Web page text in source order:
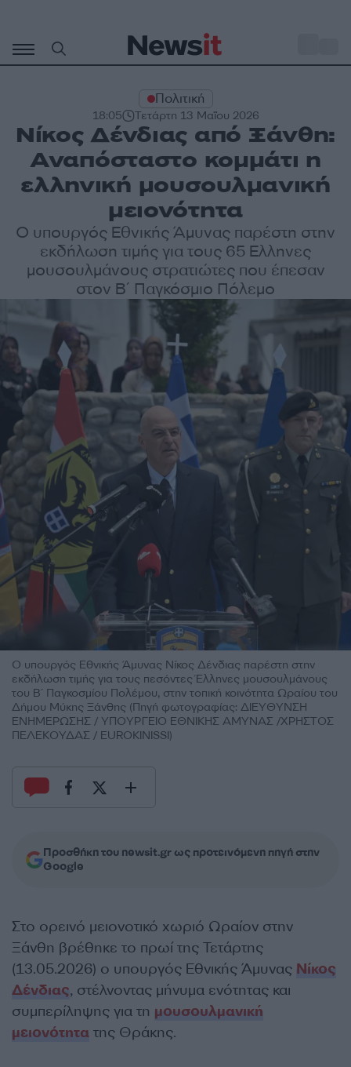
περιεχόμενο
Πολιτική
18:05 Τετάρτη 13 Μαΐου 2026
Νίκος Δένδιας από Ξάνθη:
Αναπόσταστο κομμάτι η
ελληνική μουσουλμανική
μειονότητα
Ο υπουργός Εθνικής Άμυνας παρέστη στην
εκδήλωση τιμής για τους 65 Ελληνες
μουσουλμάνους στρατιώτες που έπεσαν
στον Β΄ Παγκόσμιο Πόλεμο
Ο υπουργός Εθνικής Άμυνας Νίκος Δένδιας παρέστη στην
εκδήλωση τιμής για τους πεσόντες Έλληνες μουσουλμάνους
του Β΄ Παγκοσμίου Πολέμου, στην τοπική κοινότητα Ωραίου του
Δήμου Μύκης Ξάνθης (Πηγή φωτογραφίας: ΔΙΕΥΘΥΝΣΗ
ΕΝΗΜΕΡΩΣΗΣ / ΥΠΟΥΡΓΕΙΟ ΕΘΝΙΚΗΣ ΑΜΥΝΑΣ /ΧΡΗΣΤΟΣ
ΠΕΛΕΚΟΥΔΑΣ / EUROKINISSI)
Προσθήκη του newsit.gr ως προτεινόμενη πηγή στην
Google
Στο ορεινό μειονοτικό χωριό Ωραίον στην
Ξάνθη βρέθηκε το πρωί της Τετάρτης
(13.05.2026) ο υπουργός Εθνικής Άμυνας Νίκος
Δένδιας, στέλνοντας μήνυμα ενότητας και
συμπερίληψης για τη μουσουλμανική
μειονότητα της Θράκης.